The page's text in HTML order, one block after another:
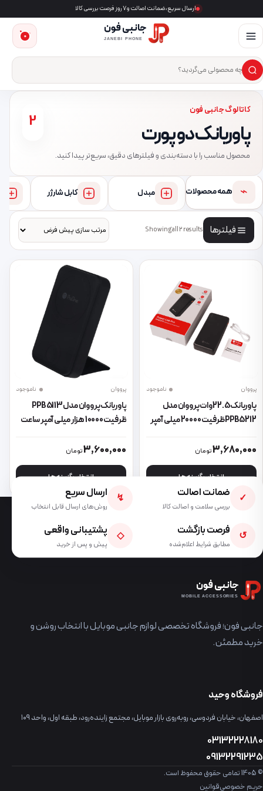
ارسال سریع، ضمانت اصالت و ۷ روز فرصت بررسی کالا
جانبی فون
JANEBI PHONE
جست‌وجوی محصول
×
0
کاتالوگ جانبی فون
پاوربانک دو پورت
محصول مناسب را با دسته‌بندی و فیلترهای دقیق، سریع‌تر پیدا کنید.
2
⌁ همه محصولات مبدل کابل شارژر
فیلترها Showing all 2 results
پرووان ناموجود
پاوربانک 22.5 وات پرووان مدل
PPB5212 ظرفیت 20000 میلی آمپر
3,680,000تومان
انتخاب گزینه ها
این محصول دارای انواع مختلفی می باشد. گزینه ها ممکن است در
پرووان ناموجود
پاوربانک پرووان مدل PPB5113
ظرفیت 10000 هزار میلی آمپر ساعت
3,600,000تومان
انتخاب گزینه ها
این محصول دارای انواع مختلفی
✓ ضمانت اصالت
بررسی سلامت و اصالت کالا
↯ ارسال سریع
روش‌های ارسال قابل انتخاب
↺ فرصت بازگشت
مطابق شرایط اعلام‌شده
◇ پشتیبانی واقعی
پیش و پس از خرید
جانبی فون
MOBILE ACCESSORIES
جانبی فون؛ فروشگاه تخصصی لوازم جانبی موبایل با انتخاب روشن و
خرید مطمئن.
فروشگاه وحید
اصفهان، خیابان فردوسی، روبه‌روی بازار موبایل، مجتمع زاینده‌رود، طبقه اول، واحد ۱۰۹
03132228180
09132291235
© 1405 تمامی حقوق محفوظ است.
حریم خصوصیقوانین